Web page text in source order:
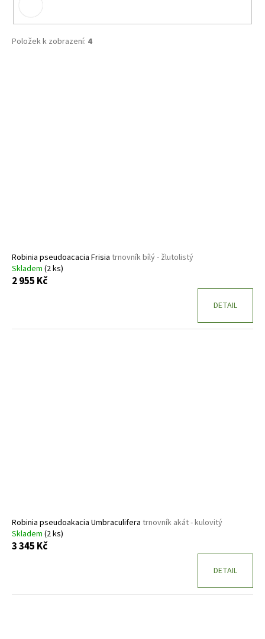
Položek k zobrazení: 4
ů
Robinia pseudoacacia Frisia trnovník bílý - žlutolistý
Skladem (2 ks)
2 955 Kč
DETAIL
Robinia pseudoakacia Umbraculifera trnovník akát - kulovitý
Skladem (2 ks)
3 345 Kč
DETAIL